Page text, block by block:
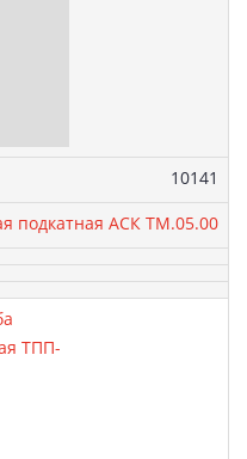
Артикул:
10141
подкатная АСК ТМ.05.00